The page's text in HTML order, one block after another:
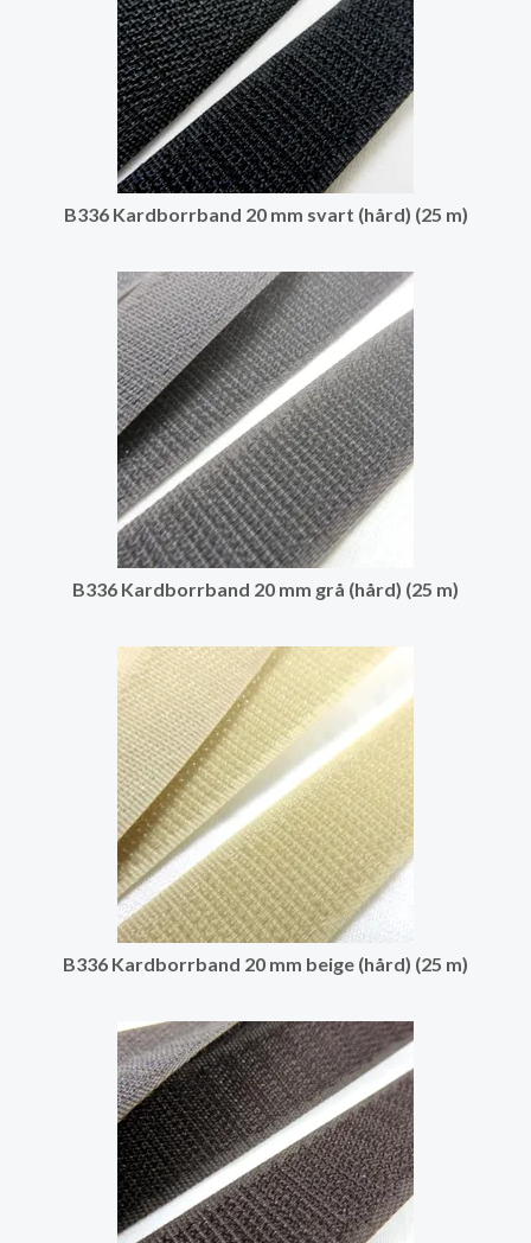
B336 Kardborrband 20 mm svart (hård) (25 m)
B336 Kardborrband 20 mm grå (hård) (25 m)
B336 Kardborrband 20 mm beige (hård) (25 m)